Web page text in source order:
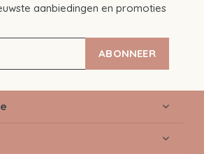
aanbiedingen en promoties
ABONNEER